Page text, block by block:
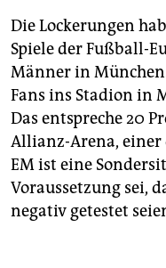
Die Lockerungen
Spiele der Fußball-
Männer in
Fans ins Stadion in
Das entspreche 20
Allianz-Arena, einer
EM ist eine
Voraussetzung sei,
negativ getestet